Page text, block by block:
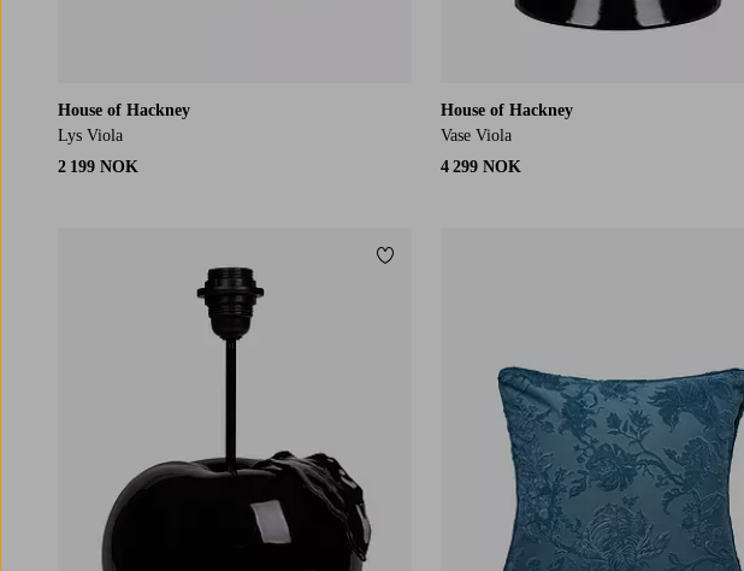
House of Hackney
Lys Viola
2 199 NOK
House of Hackney
Vase Viola
4 299 NOK
Legg til favoritter